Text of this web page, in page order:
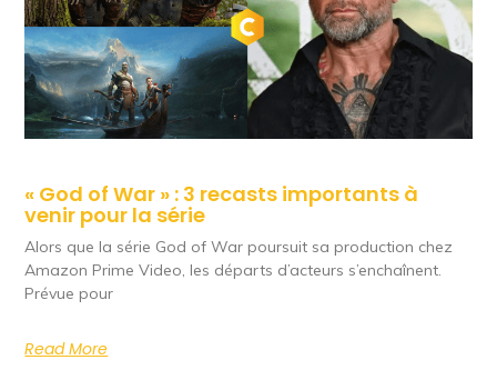
« God of War » : 3 recasts importants à
venir pour la série
Alors que la série God of War poursuit sa production chez
Amazon Prime Video, les départs d’acteurs s’enchaînent.
Prévue pour
Read More